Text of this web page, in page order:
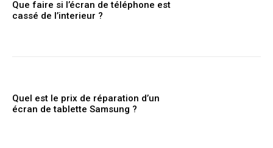
Que faire si l’écran de téléphone est
cassé de l’interieur ?
Quel est le prix de réparation d’un
écran de tablette Samsung ?